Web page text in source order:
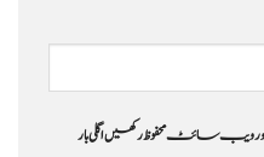
ویب سائٹ محفوظ رکھیں اگلی بار